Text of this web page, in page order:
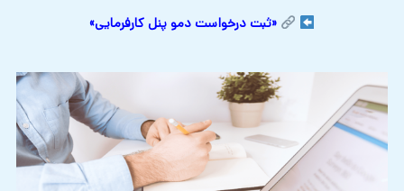
«ثبت درخواست دمو پنل کارفرمایی»